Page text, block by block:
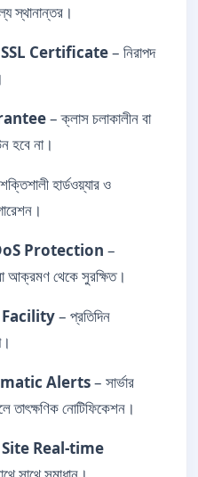
স্থানান্তর।
Certificate– নিরাপদ
– ক্লাস চলাকালীন বা
হবে না।
হার্ডওয়্যার ও
Protection –
বা আক্রমণ থেকে সুরক্ষিত।
– প্রতিদিন
Alerts– সার্ভার
তাৎক্ষণিক নোটিফিকেশন।
Real-time